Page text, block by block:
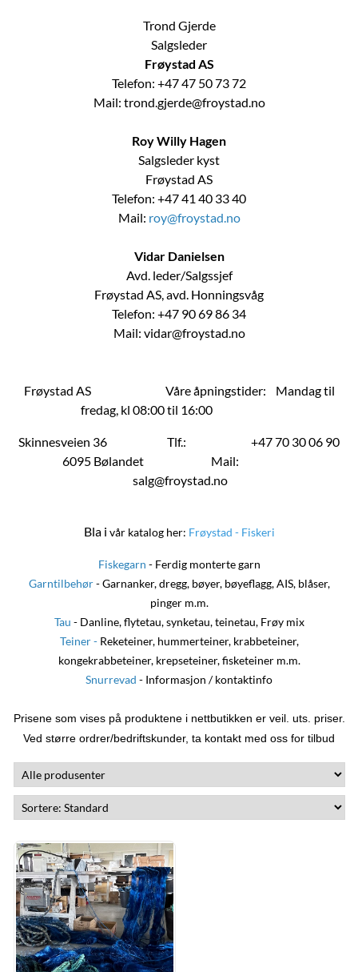
Trond Gjerde
Salgsleder
Frøystad AS
Telefon: +47 47 50 73 72
Mail: trond.gjerde@froystad.no
Roy Willy Hagen
Salgsleder kyst
Frøystad AS
Telefon: +47 41 40 33 40
Mail: roy@froystad.no
Vidar Danielsen
Avd. leder/Salgssjef
Frøystad AS, avd. Honningsvåg
Telefon: +47 90 69 86 34
Mail: vidar@froystad.no
Frøystad AS Våre åpningstider: Mandag til
fredag, kl 08:00 til 16:00
Skinnesveien 36 Tlf.: +47 70 30 06 90
6095 Bølandet Mail:
salg@froystad.no
Bla i vår katalog her: Frøystad - Fiskeri
Fiskegarn - Ferdig monterte garn
Garntilbehør - Garnanker, dregg, bøyer, bøyeflagg, AIS, blåser,
pinger m.m.
Tau - Danline, flytetau, synketau, teinetau, Frøy mix
Teiner- Reketeiner, hummerteiner, krabbeteiner,
kongekrabbeteiner, krepseteiner, fisketeiner m.m.
Snurrevad - Informasjon / kontaktinfo
Prisene som vises på produktene i nettbutikken er veil. uts. priser.
Ved større ordrer/bedriftskunder, ta kontakt med oss for tilbud